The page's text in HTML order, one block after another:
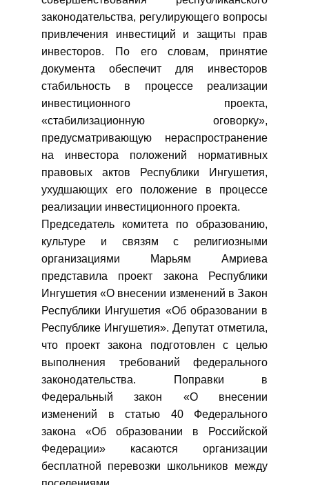
законодательства, регулирующего вопросы
привлечения инвестиций и защиты прав
инвесторов. По его словам, принятие
документа обеспечит для инвесторов
стабильность в процессе реализации
инвестиционного проекта,
«стабилизационную оговорку»,
предусматривающую нераспространение
на инвестора положений нормативных
правовых актов Республики Ингушетия,
ухудшающих его положение в процессе
реализации инвестиционного проекта.
Председатель комитета по образованию,
культуре и связям с религиозными
организациями Марьям Амриева
представила проект закона Республики
Ингушетия «О внесении изменений в Закон
Республики Ингушетия «Об образовании в
Республике Ингушетия». Депутат отметила,
что проект закона подготовлен с целью
выполнения требований федерального
законодательства. Поправки в
Федеральный закон «О внесении
изменений в статью 40 Федерального
закона «Об образовании в Российской
Федерации» касаются организации
бесплатной перевозки школьников между